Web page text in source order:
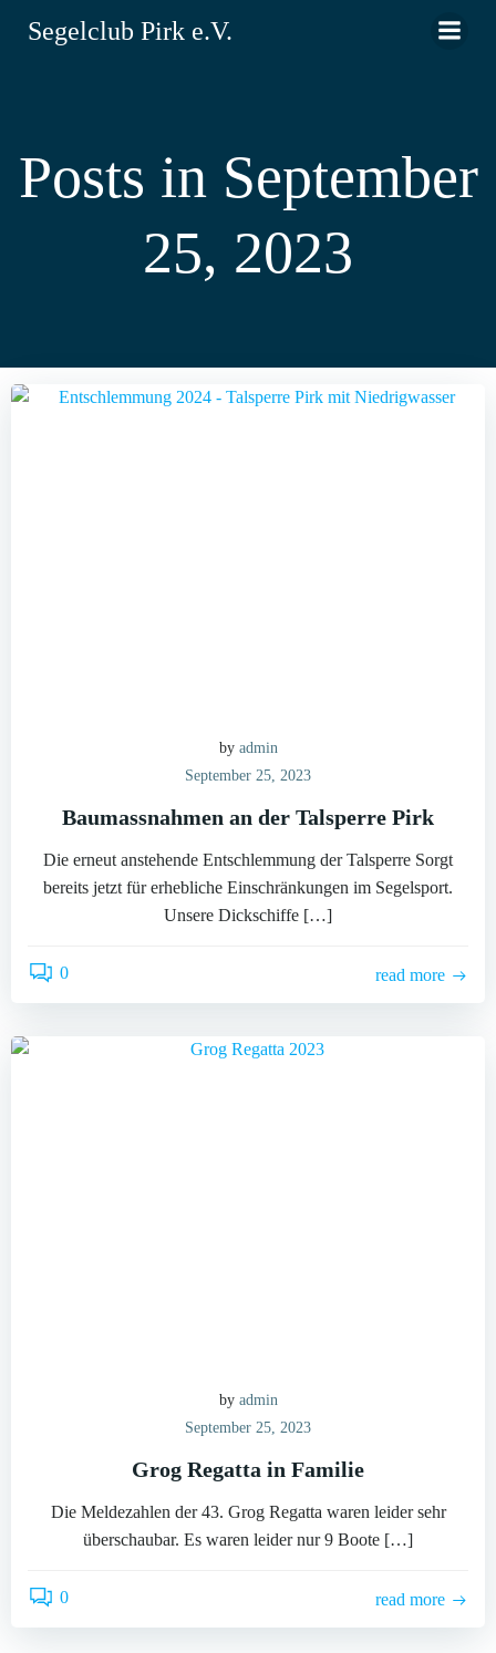
Segelclub Pirk e.V.
Posts in September
25, 2023
by admin
September 25, 2023
Baumassnahmen an der Talsperre Pirk
Die erneut anstehende Entschlemmung der Talsperre Sorgt
bereits jetzt für erhebliche Einschränkungen im Segelsport.
Unsere Dickschiffe […]
0 read more
by admin
September 25, 2023
Grog Regatta in Familie
Die Meldezahlen der 43. Grog Regatta waren leider sehr
überschaubar. Es waren leider nur 9 Boote […]
0 read more